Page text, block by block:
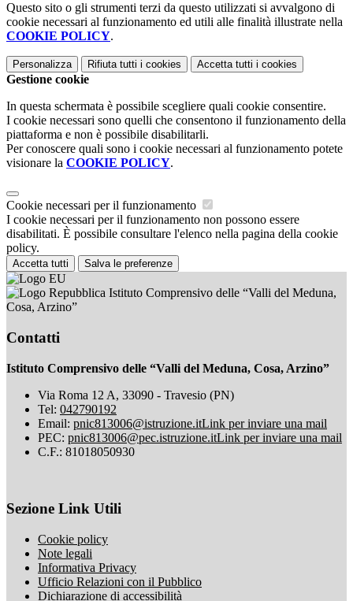
Questo sito o gli strumenti terzi da questo utilizzati si avvalgono di
cookie necessari al funzionamento ed utili alle finalità illustrate nella
COOKIE POLICY.
Personalizza Rifiuta tutti i cookies Accetta tutti i cookies
Gestione cookie
In questa schermata è possibile scegliere quali cookie consentire.
I cookie necessari sono quelli che consentono il funzionamento della
piattaforma e non è possibile disabilitarli.
Per conoscere quali sono i cookie necessari al funzionamento potete
visionare la COOKIE POLICY.
Cookie necessari per il funzionamento
I cookie necessari per il funzionamento non possono essere
disabilitati. È possibile consultare l'elenco nella pagina della cookie
policy.
Accetta tutti Salva le preferenze
Istituto Comprensivo delle “Valli del Meduna,
Cosa, Arzino”
Contatti
Istituto Comprensivo delle “Valli del Meduna, Cosa, Arzino”
Via Roma 12 A, 33090 - Travesio (PN)
Tel: 042790192
Email: pnic813006@istruzione.itLink per inviare una mail
PEC: pnic813006@pec.istruzione.itLink per inviare una mail
C.F.: 81018050930
Sezione Link Utili
Cookie policy
Note legali
Informativa Privacy
Ufficio Relazioni con il Pubblico
Dichiarazione di accessibilità